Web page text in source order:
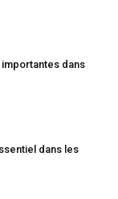
dans
dans les